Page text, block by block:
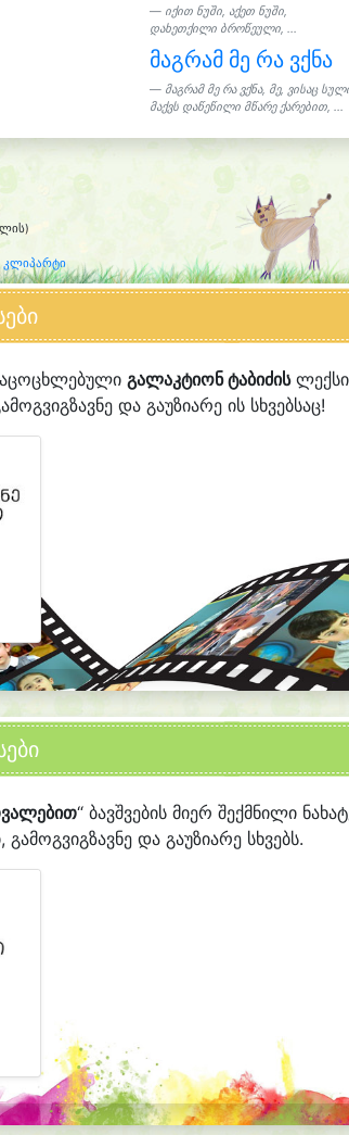
იქით ნუში, აქეთ ნუში,
დახეთქილი ბროწეული, ...
მაგრამ მე რა ვქნა
მაგრამ მე რა ვქნა, მე, ვისაც
მაქვს დაწეწილი მწარე ქარებით, ...
კლიპარტი
გალაკტიონ ტაბიძისლექსი
და გაუზიარე ის სხვებსაც!
“ ბავშვების მიერ შექმნილი
და გაუზიარე სხვებს.